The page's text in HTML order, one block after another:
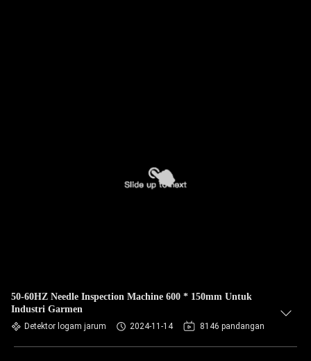
50-60HZ Needle Inspection Machine 600 * 150mm Untuk
Industri Garmen
Detektor logam jarum 2024-11-14 8146 pandangan